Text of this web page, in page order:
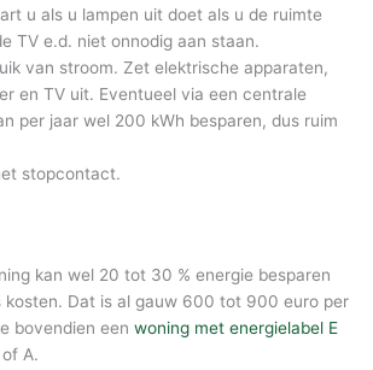
u als u lampen uit doet als u de ruimte
TV e.d. niet onnodig aan staan.
van stroom. Zet elektrische apparaten,
en TV uit. Eventueel via een centrale
per jaar wel 200 kWh besparen, dus ruim
stopcontact.
kan wel 20 tot 30 % energie besparen
kosten. Dat is al gauw 600 tot 900 euro per
bovendien een woning met energielabel E
A.